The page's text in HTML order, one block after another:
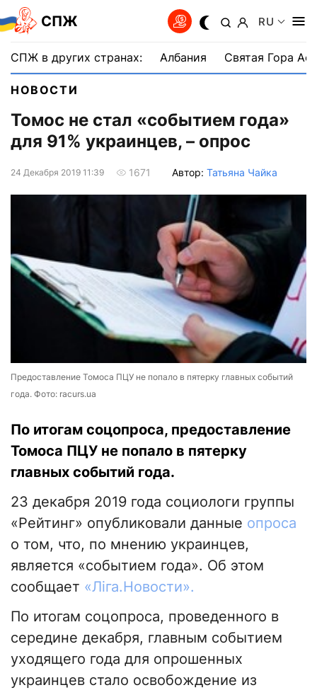
СПЖ RU
СПЖ в других странах: Албания Святая Гора
НОВОСТИ
Томос не стал «событием года»
для 91% украинцев, – опрос
24 Декабря 2019 11:39 1671 Автор: Татьяна Чайка
Предоставление Томоса ПЦУ не попало в пятерку главных событий
года. Фото: racurs.ua
По итогам соцопроса, предоставление
Томоса ПЦУ не попало в пятерку
главных событий года.
23 декабря 2019 года социологи группы
«Рейтинг» опубликовали данные опроса
о том, что, по мнению украинцев,
является «событием года». Об этом
сообщает «Лiга.Новости».
По итогам соцопроса, проведенного в
середине декабря, главным событием
уходящего года для опрошенных
украинцев стало освобождение из